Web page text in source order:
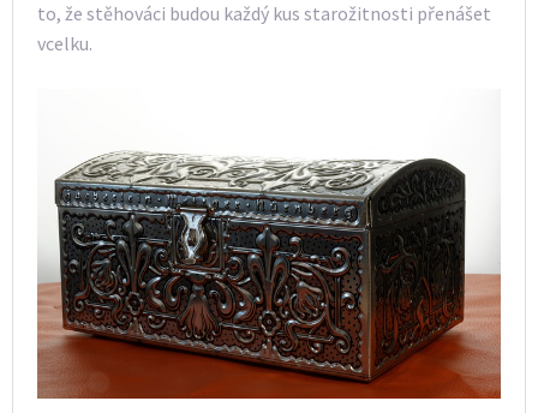
to, že stěhováci budou každý kus starožitnosti přenášet
vcelku.